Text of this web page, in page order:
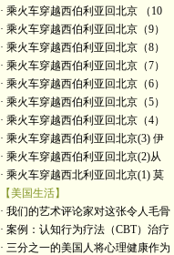
· 乘火车穿越西伯利亚回北京 （10
· 乘火车穿越西伯利亚回北京（9）
· 乘火车穿越西伯利亚回北京（8）
· 乘火车穿越西伯利亚回北京（7）
· 乘火车穿越西伯利亚回北京（6）
· 乘火车穿越西伯利亚回北京（5）
· 乘火车穿越西伯利亚回北京（4）
· 乘火车穿越西伯利亚回北京(3) 伊
· 乘火车穿越西伯利亚回北京(2)从
· 乘火车穿越西北利亚回北京(1) 莫
【美国生活】
· 我们的艺术评论家对这张令人毛骨
· 案例：认知行为疗法（CBT）治疗
· 三分之一的美国人将心理健康作为